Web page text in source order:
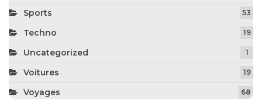
Sports 53
Techno 19
Uncategorized 1
Voitures 19
Voyages 68